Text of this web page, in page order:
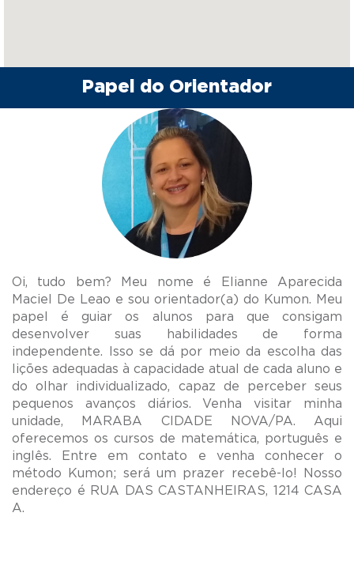
Papel do Orientador
Oi, tudo bem? Meu nome é Elianne Aparecida
Maciel De Leao e sou orientador(a) do Kumon. Meu
papel é guiar os alunos para que consigam
desenvolver suas habilidades de forma
independente. Isso se dá por meio da escolha das
lições adequadas à capacidade atual de cada aluno e
do olhar individualizado, capaz de perceber seus
pequenos avanços diários. Venha visitar minha
unidade, MARABA CIDADE NOVA/PA. Aqui
oferecemos os cursos de matemática, português e
inglês. Entre em contato e venha conhecer o
método Kumon; será um prazer recebê-lo! Nosso
endereço é RUA DAS CASTANHEIRAS, 1214 CASA